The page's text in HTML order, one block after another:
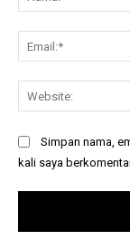
Simpan nama,
kali saya